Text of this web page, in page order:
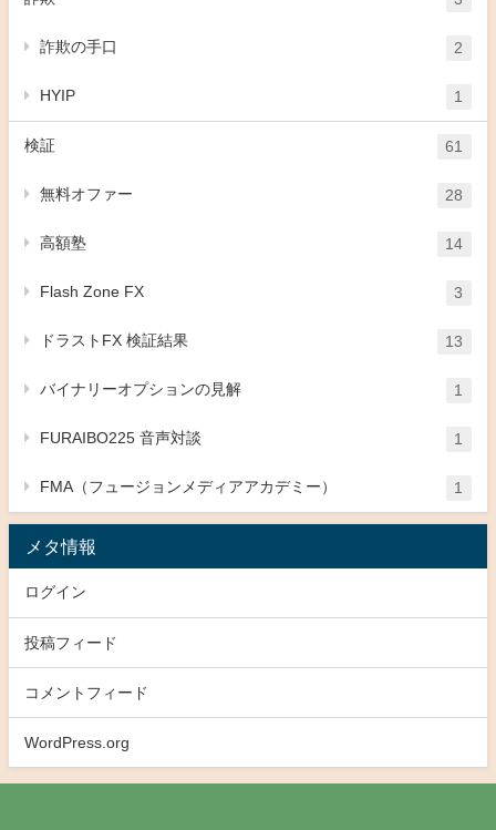
詐欺の手口 2
HYIP 1
検証 61
無料オファー 28
高額塾 14
Flash Zone FX 3
ドラストFX 検証結果 13
バイナリーオプションの見解 1
FURAIBO225 音声対談 1
FMA（フュージョンメディアアカデミー） 1
メタ情報
ログイン
投稿フィード
コメントフィード
WordPress.org